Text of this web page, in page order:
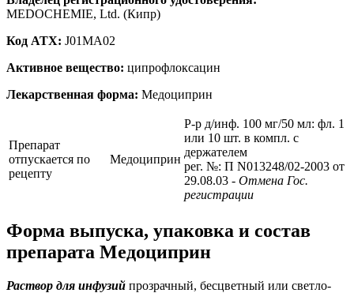
MEDOCHEMIE, Ltd. (Кипр)
Код ATX: J01MA02
Активное вещество: ципрофлоксацин
Лекарственная форма: Медоциприн
Препарат
отпускается по
рецепту
Медоциприн
Р-р д/инф. 100 мг/50 мл: фл. 1
или 10 шт. в компл. с
держателем
рег. №: П N013248/02-2003 от
29.08.03 - Отмена Гос.
регистрации
Форма выпуска, упаковка и состав
препарата Медоциприн
Раствор для инфузий прозрачный, бесцветный или светло-